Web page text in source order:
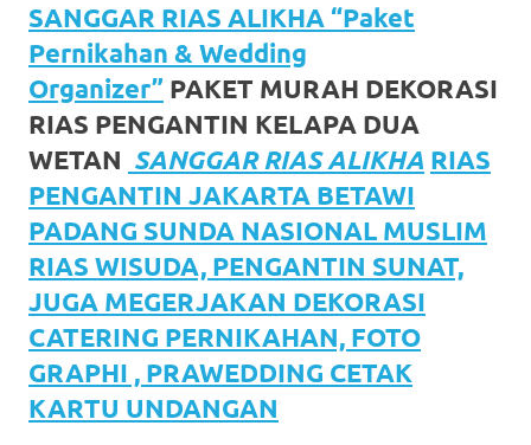
these
guys
https://
his
comment
here
replica
watches.
SANGGAR RIAS ALIKHA “Paket
Pernikahan & Wedding
Organizer” PAKET MURAH DEKORASI
RIAS PENGANTIN KELAPA DUA
WETAN SANGGAR RIAS ALIKHA RIAS
PENGANTIN JAKARTA BETAWI
PADANG SUNDA NASIONAL MUSLIM
RIAS WISUDA, PENGANTIN SUNAT,
JUGA MEGERJAKAN DEKORASI
CATERING PERNIKAHAN, FOTO
GRAPHI , PRAWEDDING CETAK
KARTU UNDANGAN